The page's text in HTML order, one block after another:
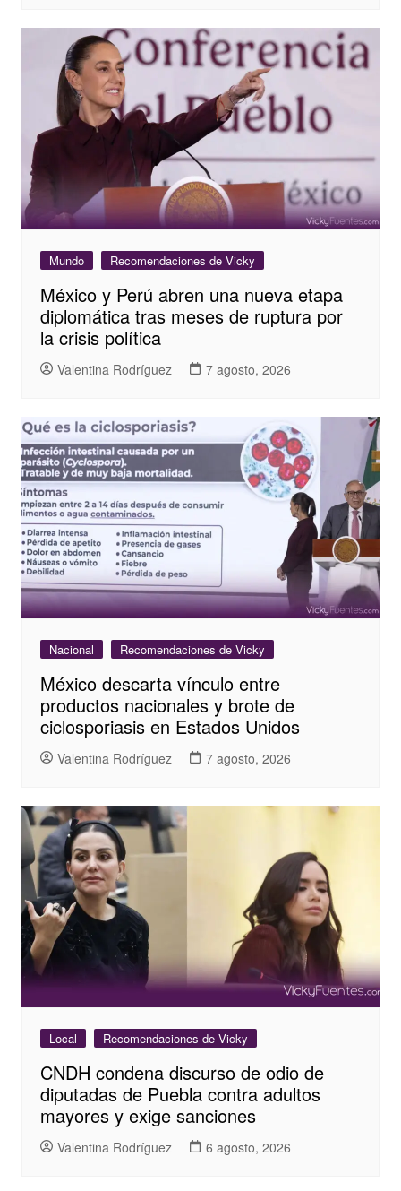
Mundo Recomendaciones de Vicky
México y Perú abren una nueva etapa
diplomática tras meses de ruptura por
la crisis política
Valentina Rodríguez 7 agosto, 2026
Nacional Recomendaciones de Vicky
México descarta vínculo entre
productos nacionales y brote de
ciclosporiasis en Estados Unidos
Valentina Rodríguez 7 agosto, 2026
Local Recomendaciones de Vicky
CNDH condena discurso de odio de
diputadas de Puebla contra adultos
mayores y exige sanciones
Valentina Rodríguez 6 agosto, 2026